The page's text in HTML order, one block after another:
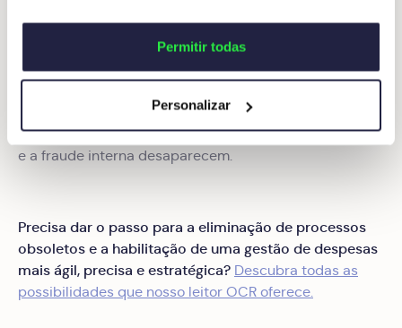
Permitir todas
Personalizar
na sua empresa.
Ao mesmo tempo, verá como os erros são minimizados
e respirará aliviado ao verificar que as irregularidades
e a fraude interna desaparecem.
Precisa dar o passo para a eliminação de processos
obsoletos e a habilitação de uma gestão de despesas
mais ágil, precisa e estratégica? Descubra todas as
possibilidades que nosso leitor OCR oferece.